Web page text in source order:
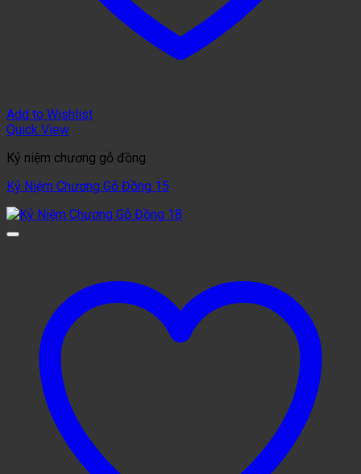
Add to Wishlist
Quick View
Kỷ niệm chương gỗ đồng
Kỷ Niệm Chương Gỗ Đồng 15